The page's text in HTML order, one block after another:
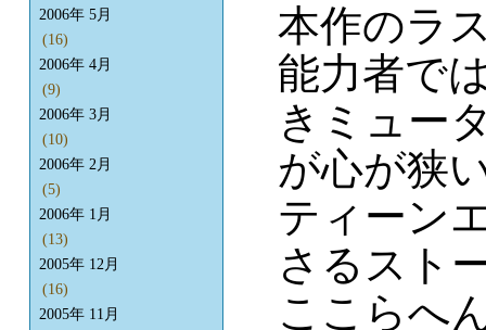
本作のラ
能力者で
きミュー
が心が狭
ティーン
さるスト
ここらへ
2006年 5月
(16)
2006年 4月
(9)
2006年 3月
(10)
2006年 2月
(5)
2006年 1月
(13)
2005年 12月
(16)
2005年 11月